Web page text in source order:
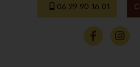
06 29 90 16 01